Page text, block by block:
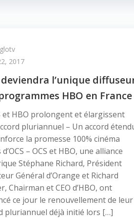
2017
deviendra l’unique
HBO en France
et HBO prolongent et élargissent
pluriannuel – Un accord
la promesse 100% cinéma
– OCS et HBO, une alliance
Stéphane Richard, Président
Général d’Orange et Richard
Chairman et CEO d’HBO, ont
ce jour le renouvellement de leur
pluriannuel déjà initié lors […]